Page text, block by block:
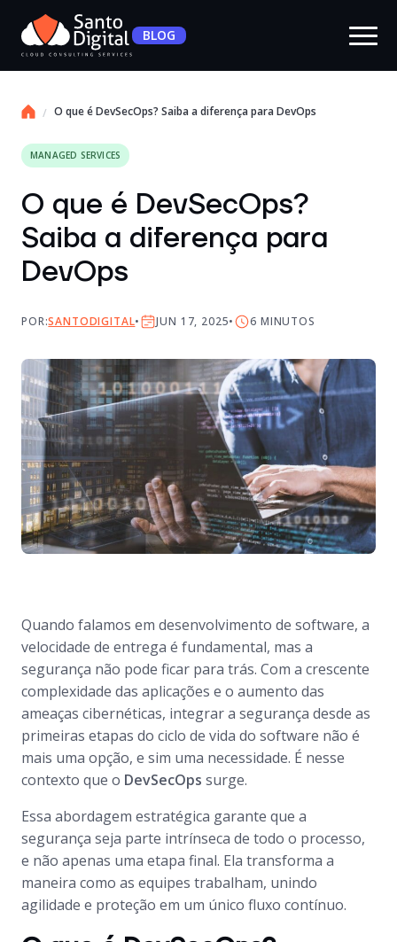
BLOG
O que é DevSecOps? Saiba a diferença para DevOps
MANAGED SERVICES
O que é DevSecOps?
Saiba a diferença para
DevOps
POR:SANTODIGITAL JUN 17, 2025 6 MINUTOS
Quando falamos em desenvolvimento de software, a
velocidade de entrega é fundamental, mas a
segurança não pode ficar para trás. Com a crescente
complexidade das aplicações e o aumento das
ameaças cibernéticas, integrar a segurança desde as
primeiras etapas do ciclo de vida do software não é
mais uma opção, e sim uma necessidade. É nesse
contexto que o DevSecOps surge.
Essa abordagem estratégica garante que a
segurança seja parte intrínseca de todo o processo,
e não apenas uma etapa final. Ela transforma a
maneira como as equipes trabalham, unindo
agilidade e proteção em um único fluxo contínuo.